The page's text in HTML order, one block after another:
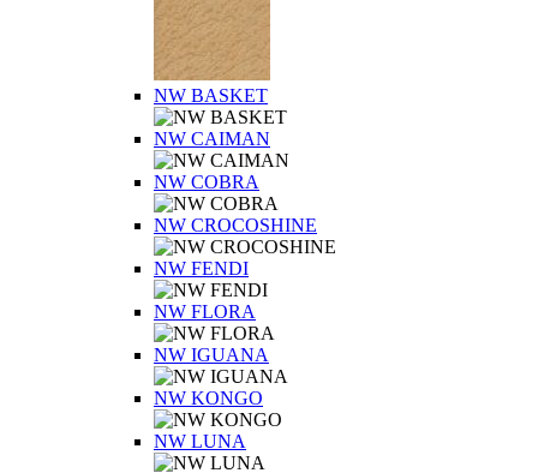
NW BASKET
NW CAIMAN
NW COBRA
NW CROCOSHINE
NW FENDI
NW FLORA
NW IGUANA
NW KONGO
NW LUNA